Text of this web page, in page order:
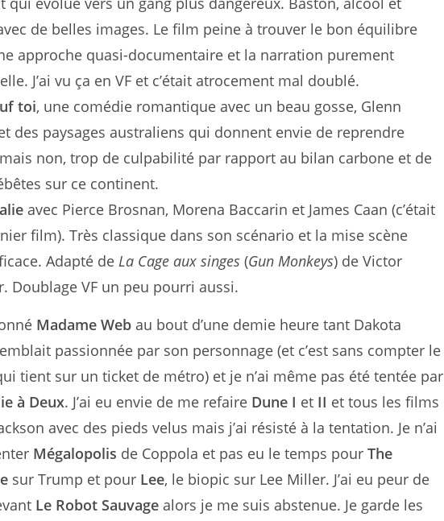
de belles images. Le film peine à trouver le bon équilibre
approche quasi-documentaire et la narration purement
J’ai vu ça en VF et c’était atrocement mal doublé.
toi, une comédie romantique avec un beau gosse, Glenn
des paysages australiens qui donnent envie de reprendre
mais non, trop de culpabilité par rapport au bilan carbone et de
sur ce continent.
avec Pierce Brosnan, Morena Baccarin et James Caan (c’était
film). Très classique dans son scénario et la mise scène
Adapté deLa Cage aux singes (Gun Monkeys) de Victor
Doublage VF un peu pourri aussi.
Madame Web au bout d’une demie heure tant Dakota
passionnée par son personnage (et c’est sans compter le
tient sur un ticket de métro) et je n’ai même pas été tentée par
à Deux. J’ai eu envie de me refaire Dune I et II et tous les films
avec des pieds velus mais j’ai résisté à la tentation. Je n’ai
Mégalopolis de Coppola et pas eu le temps pourThe
sur Trump et pour Lee, le biopic sur Lee Miller. J’ai eu peur de
Le Robot Sauvage alors je me suis abstenue. Je garde les